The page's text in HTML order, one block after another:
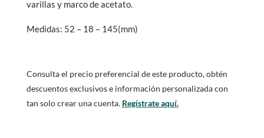
varillas y marco de acetato.
Medidas: 52 – 18 – 145(mm)
Consulta el precio preferencial de este producto, obtén
descuentos exclusivos e información personalizada con
tan solo crear una cuenta. Regístrate aquí.